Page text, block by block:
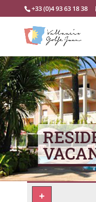
+33 (0)4 93 63 18 38